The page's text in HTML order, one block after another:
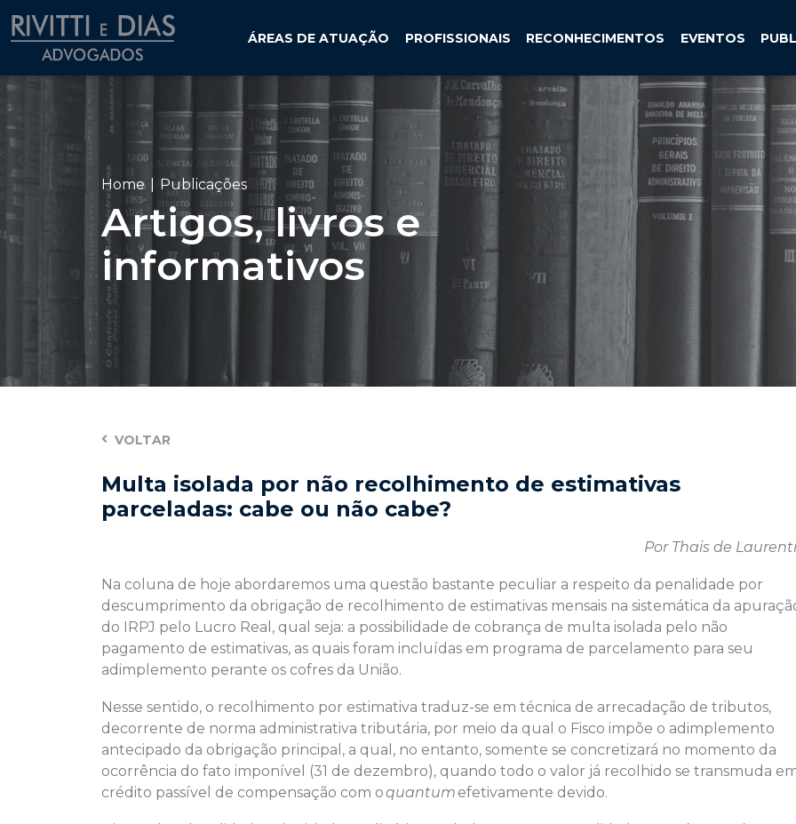
ÁREAS DE ATUAÇÃO PROFISSIONAIS RECONHECIMENTOS EVENTOS
Home Publicações
Artigos, livros e
informativos
VOLTAR
Multa isolada por não recolhimento de estimativas
parceladas: cabe ou não cabe?
Por Thais de
Na coluna de hoje abordaremos uma questão bastante peculiar a respeito da penalidade por
descumprimento da obrigação de recolhimento de estimativas mensais na sistemática da
do IRPJ pelo Lucro Real, qual seja: a possibilidade de cobrança de multa isolada pelo não
pagamento de estimativas, as quais foram incluídas em programa de parcelamento para seu
adimplemento perante os cofres da União.
Nesse sentido, o recolhimento por estimativa traduz-se em técnica de arrecadação de tributos,
decorrente de norma administrativa tributária, por meio da qual o Fisco impõe o adimplemento
antecipado da obrigação principal, a qual, no entanto, somente se concretizará no momento da
ocorrência do fato imponível (31 de dezembro), quando todo o valor já recolhido se transmuda
crédito passível de compensação com oquantum efetivamente devido.